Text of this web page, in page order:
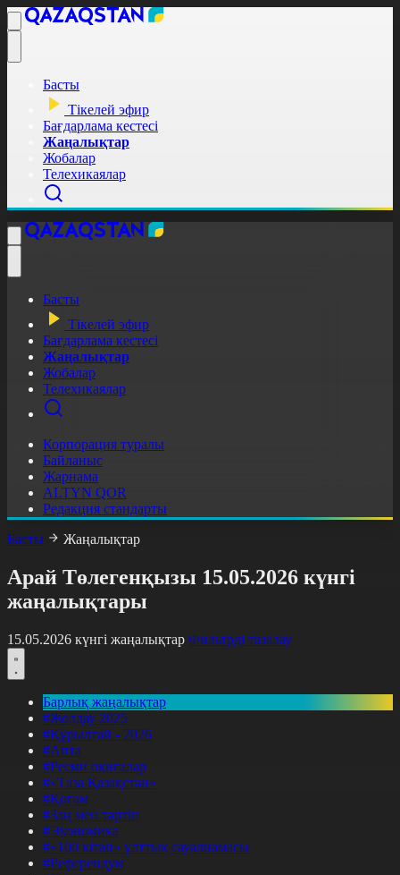
Басты
Тікелей эфир
Бағдарлама кестесі
Жаңалықтар
Жобалар
Телехикаялар
Басты
Тікелей эфир
Бағдарлама кестесі
Жаңалықтар
Жобалар
Телехикаялар
Корпорация туралы
Байланыс
Жарнама
ALTYN QOR
Редакция стандарты
Басты
Жаңалықтар
Арай Төлегенқызы 15.05.2026 күнгі
жаңалықтары
15.05.2026 күнгі жаңалықтар Фильтрді тазалау
Барлық жаңалықтар
#Жолдау 2025
#Құрылтай - 2026
#Апта
#Ресми оқиғалар
#«Таза Қазақстан»
#Қоғам
#Заң мен тәртіп
#Экономика
#«100 кітап» ұлттық сауалнамасы
#Референдум